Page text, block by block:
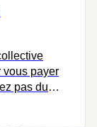
vous payer
pas du